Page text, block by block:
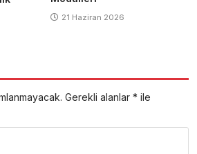
21 Haziran 2026
Gerekli alanlar * ile